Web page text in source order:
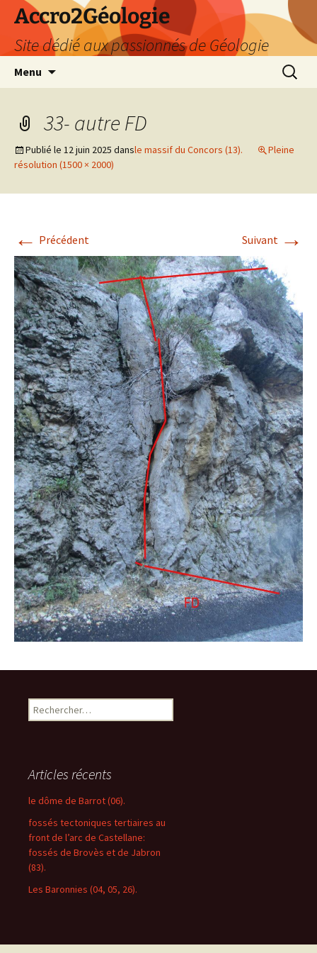
Accro2Géologie
Site dédié aux passionnés de Géologie
Menu
33- autre FD
Publié le 12 juin 2025 dansle massif du Concors (13).
Pleine
résolution (1500 × 2000)
← Précédent Suivant →
R
e
r
c
e
r
:
Articles récents
le dôme de Barrot (06).
fossés tectoniques tertiaires au
front de l’arc de Castellane:
fossés de Brovès et de Jabron
(83).
Les Baronnies (04, 05, 26).